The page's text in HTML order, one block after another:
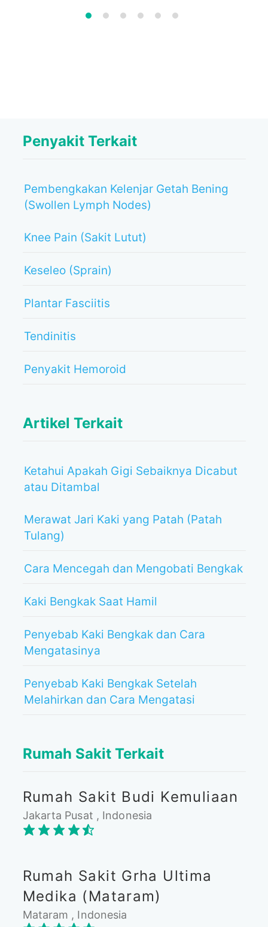
Penyakit Terkait
Pembengkakan Kelenjar Getah Bening
(Swollen Lymph Nodes)
Knee Pain (Sakit Lutut)
Keseleo (Sprain)
Plantar Fasciitis
Tendinitis
Penyakit Hemoroid
Artikel Terkait
Ketahui Apakah Gigi Sebaiknya Dicabut
atau Ditambal
Merawat Jari Kaki yang Patah (Patah
Tulang)
Cara Mencegah dan Mengobati Bengkak
Kaki Bengkak Saat Hamil
Penyebab Kaki Bengkak dan Cara
Mengatasinya
Penyebab Kaki Bengkak Setelah
Melahirkan dan Cara Mengatasi
Rumah Sakit Terkait
Rumah Sakit Budi Kemuliaan
Jakarta Pusat , Indonesia
Rumah Sakit Grha Ultima
Medika (Mataram)
Mataram , Indonesia